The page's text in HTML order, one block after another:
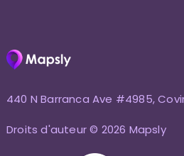
440 N Barranca Ave #4985,
Droits d'auteur © 2026 Mapsly